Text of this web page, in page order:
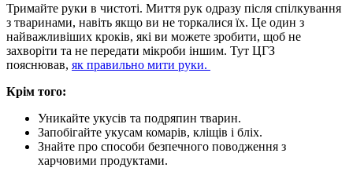
Тримайте руки в чистоті. Миття рук одразу після спілкування
з тваринами, навіть якщо ви не торкалися їх. Це один з
найважливіших кроків, які ви можете зробити, щоб не
захворіти та не передати мікроби іншим. Тут ЦГЗ
пояснював, як правильно мити руки.
Крім того:
Уникайте укусів та подряпин тварин.
Запобігайте укусам комарів, кліщів і бліх.
Знайте про способи безпечного поводження з
харчовими продуктами.